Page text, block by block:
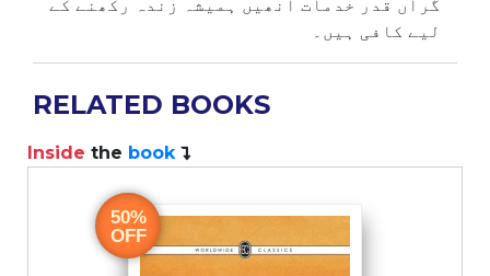
گراں قدر خدمات انھیں ہمیشہ زندہ رکھنے کے
لیے کافی ہیں۔
RELATED BOOKS
Inside the book
50%
OFF